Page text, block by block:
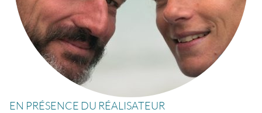
EN PRÉSENCE DU RÉALISATEUR